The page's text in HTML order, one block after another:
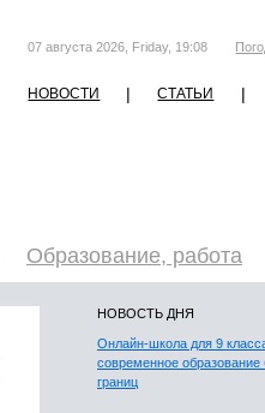
07 августа 2026, Friday, 19:08
НОВОСТИ | СТАТЬИ |
Образование, работа
НОВОСТЬ ДНЯ
Онлайн-школа для 9
современное образование
границ